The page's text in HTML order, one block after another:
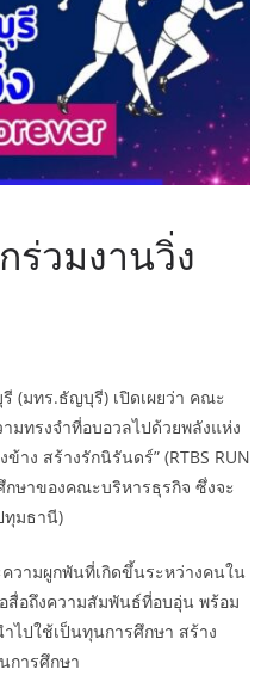
วมงานวิ่ง
(มทร.ธัญบุรี) เปิดเผยว่า คณะ
ทรงจำที่อบอวลไปด้วยพลังแห่ง
าง สร้างรักนิรันดร์” (RTBS RUN
ษาของคณะบริหารธุรกิจ ซึ่งจะ
ทุมธานี)
วามผูกพันที่เกิดขึ้นระหว่างคนใน
สื่อถึงความสัมพันธ์ที่อบอุ่น พร้อม
ไปใช้เป็นทุนการศึกษา สร้าง
การศึกษา